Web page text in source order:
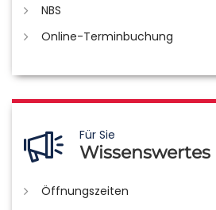
NBS
Online-Terminbuchung
Für Sie
Wissenswertes
Öffnungszeiten